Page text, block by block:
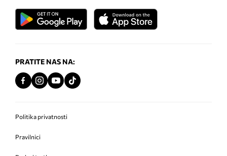
PRATITE NAS NA:
Politika privatnosti
Pravilnici